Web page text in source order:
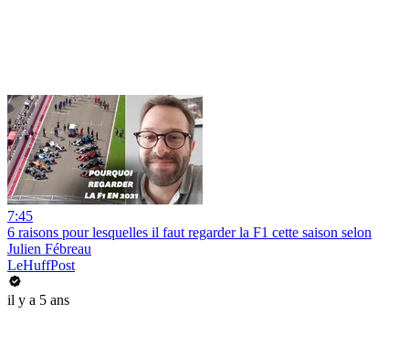
7:45
6 raisons pour lesquelles il faut regarder la F1 cette saison selon
Julien Fébreau
LeHuffPost
il y a 5 ans